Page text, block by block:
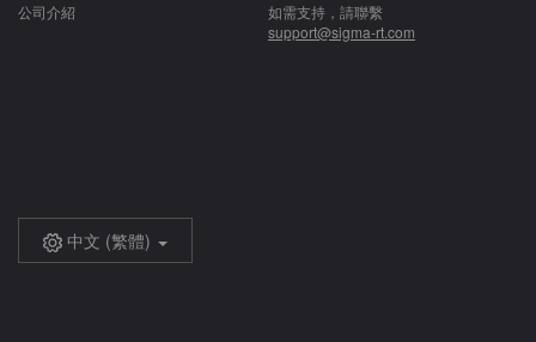
公司介紹
如需支持，請聯繫
support@sigma-rt.com
中文 (繁體)